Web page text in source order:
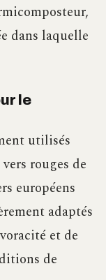
dans laquelle
le
utilisés
rouges de
européens
adaptés
et de
de